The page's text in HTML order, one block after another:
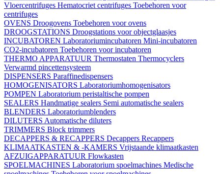
Vloercentrifuges Hematocriet centrifuges Toebehoren voor
centrifuges
OVENS Droogovens Toebehoren voor ovens
DROOGSTATIONS Droogstations voor objectglaasjes
INCUBATOREN Laboratoriumincubatoren Mini-incubatoren
CO2-incubatoren Toebehoren voor incubatoren
THERMO APPARATUUR Thermostaten Thermocyclers
Verwarmd pincettensysteem
DISPENSERS Paraffinedispensers
HOMOGENISATORS Laboratoriumhomogenisators
POMPEN Laboratorium peristaltische pompen
SEALERS Handmatige sealers Semi automatische sealers
BLENDERS Laboratoriumblenders
DILUTERS Automatische diluters
TRIMMERS Block trimmers
DECAPPERS & RECAPPERS Decappers Recappers
KLIMAATKASTEN & -KAMERS Vrijstaande klimaatkasten
AFZUIGAPPARATUUR Flowkasten
SPOELMACHINES Laboratorium spoelmachines Medische